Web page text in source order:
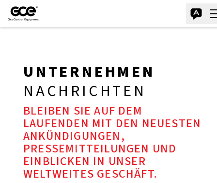
UNTERNEHMEN
NACHRICHTEN
BLEIBEN SIE AUF DEM
LAUFENDEN MIT DEN NEUESTEN
ANKÜNDIGUNGEN,
PRESSEMITTEILUNGEN UND
EINBLICKEN IN UNSER
WELTWEITES GESCHÄFT.